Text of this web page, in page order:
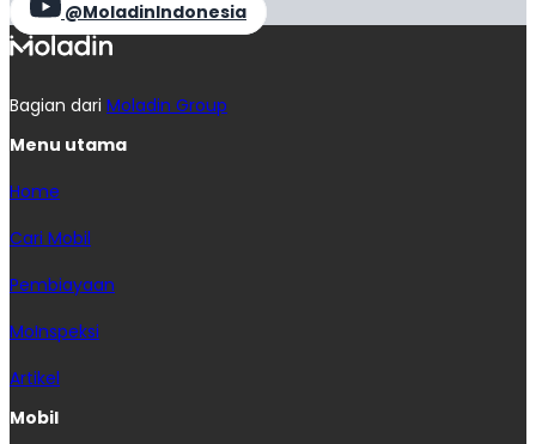
@MoladinIndonesia
Bagian dari Moladin Group
Menu utama
Home
Cari Mobil
Pembiayaan
MoInspeksi
Artikel
Mobil